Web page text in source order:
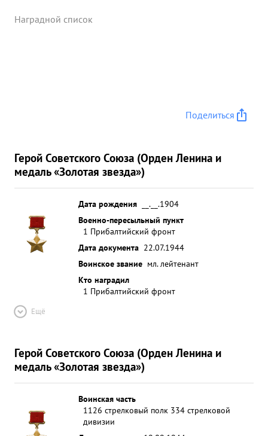
Наградной список
Поделиться
Герой Советского Союза (Орден Ленина и
медаль «Золотая звезда»)
Дата рождения
__.__.1904
Военно-пересыльный пункт
1 Прибалтийский фронт
Дата документа 22.07.1944
Воинское звание мл. лейтенант
Кто наградил
1 Прибалтийский фронт
Ещё
Герой Советского Союза (Орден Ленина и
медаль «Золотая звезда»)
Воинская часть
1126 стрелковый полк 334 стрелковой
дивизии